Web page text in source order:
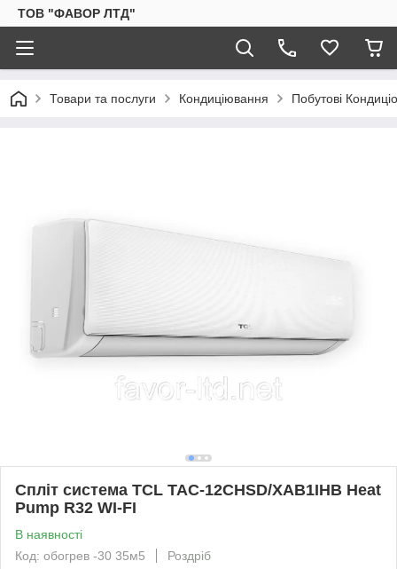
ТОВ "ФАВОР ЛТД"
Товари та послуги Кондиціювання Побутові
Спліт система TCL TAC-12CHSD/XAB1IHB Heat
Pump R32 WI-FI
В наявності
Код: обогрев -30 35м5
Роздріб